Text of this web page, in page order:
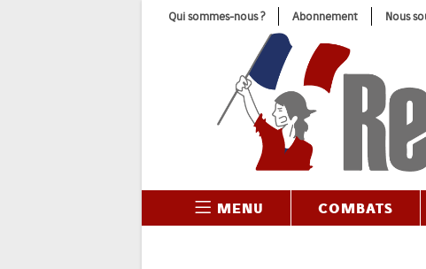
Qui sommes-nous ? Abonnement Nous
MENU COMBATS